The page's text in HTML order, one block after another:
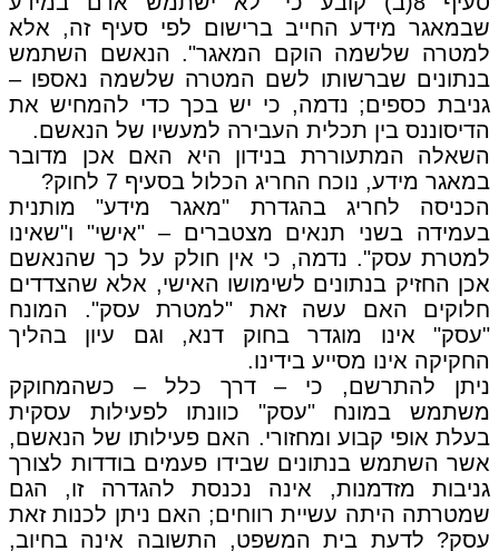
שבמאגר מידע החייב ברישום לפי סעיף זה, אלא
למטרה שלשמה הוקם המאגר". הנאשם השתמש
בנתונים שברשותו לשם המטרה שלשמה נאספו –
גניבת כספים; נדמה, כי יש בכך כדי להמחיש את
הדיסוננס בין תכלית העבירה למעשיו של הנאשם.
השאלה המתעוררת בנידון היא האם אכן מדובר
במאגר מידע, נוכח החריג הכלול בסעיף 7 לחוק?
הכניסה לחריג בהגדרת "מאגר מידע" מותנית
בעמידה בשני תנאים מצטברים – "אישי" ו"שאינו
למטרת עסק". נדמה, כי אין חולק על כך שהנאשם
אכן החזיק בנתונים לשימושו האישי, אלא שהצדדים
חלוקים האם עשה זאת "למטרת עסק". המונח
"עסק" אינו מוגדר בחוק דנא, וגם עיון בהליך
החקיקה אינו מסייע בידינו.
ניתן להתרשם, כי – דרך כלל – כשהמחוקק
משתמש במונח "עסק" כוונתו לפעילות עסקית
בעלת אופי קבוע ומחזורי. האם פעילותו של הנאשם,
אשר השתמש בנתונים שבידו פעמים בודדות לצורך
גניבות מזדמנות, אינה נכנסת להגדרה זו, הגם
שמטרתה היתה עשיית רווחים; האם ניתן לכנות זאת
עסק? לדעת בית המשפט, התשובה אינה בחיוב,